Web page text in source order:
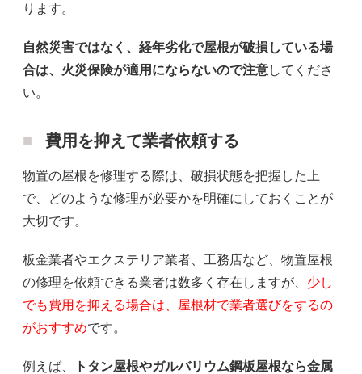
ります。
自然災害ではなく、経年劣化で屋根が破損している場
合は、火災保険が適用にならないので注意してくださ
い。
費用を抑えて業者依頼する
物置の屋根を修理する際は、破損状態を把握した上
で、どのような修理が必要かを明確にしておくことが
大切です。
板金業者やエクステリア業者、工務店など、物置屋根
の修理を依頼できる業者は数多く存在しますが、 少し
でも費用を抑える場合は、屋根材で業者選びをするの
がおすすめです。
例えば、
トタン屋根やガルバリウム鋼板屋根なら金属